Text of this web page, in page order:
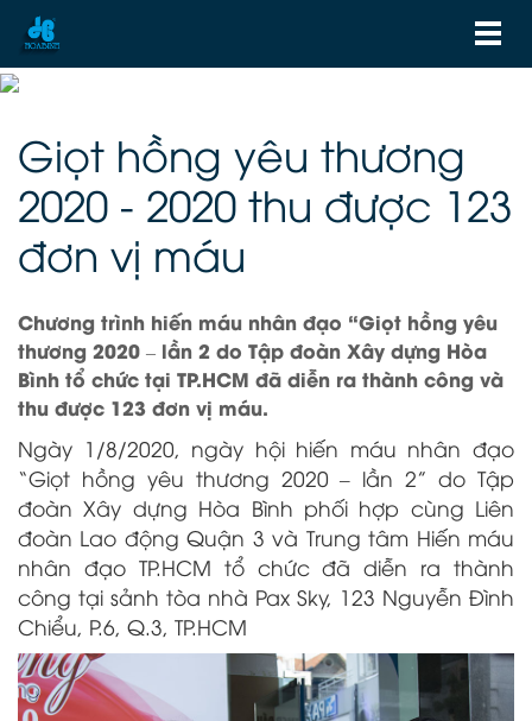
Giọt hồng yêu thương
2020 - 2020 thu được 123
đơn vị máu
Chương trình hiến máu nhân đạo “Giọt hồng yêu
thương 2020 – lần 2 do Tập đoàn Xây dựng Hòa
Bình tổ chức tại TP.HCM đã diễn ra thành công và
thu được 123 đơn vị máu.
Ngày 1/8/2020, ngày hội hiến máu nhân đạo
“Giọt hồng yêu thương 2020 – lần 2” do Tập
đoàn Xây dựng Hòa Bình phối hợp cùng Liên
đoàn Lao động Quận 3 và Trung tâm Hiến máu
nhân đạo TP.HCM tổ chức đã diễn ra thành
công tại sảnh tòa nhà Pax Sky, 123 Nguyễn Đình
Chiểu, P.6, Q.3, TP.HCM